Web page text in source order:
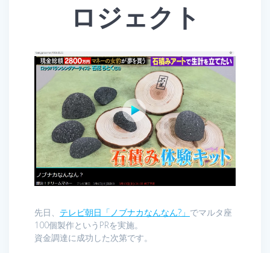
ロジェクト
先日、 テレビ朝日「ノブナカなんなん?」 でマルタ座
100個製作というPRを実施。
資金調達に成功した次第です。